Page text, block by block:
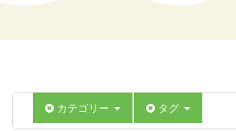
カテゴリー タグ
04:00